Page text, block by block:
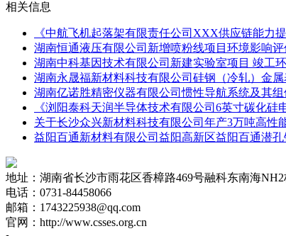
相关信息
《中航飞机起落架有限责任公司XXX供应链能力
湖南恒通液压有限公司新增喷粉线项目环境影响
湖南中科基因技术有限公司新建实验室项目 竣工
湖南永晟福新材料科技有限公司硅钢（冷轧）金
湖南亿诺胜精密仪器有限公司惯性导航系统及其
《浏阳泰科天润半导体技术有限公司6英寸碳化
关于长沙众兴新材料科技有限公司年产3万吨高
益阳百通新材料有限公司益阳高新区益阳百通潜
地址：湖南省长沙市雨花区香樟路469号融科东南海NH2
电话：0731-84458066
邮箱：1743225938@qq.com
官网：http://www.csses.org.cn